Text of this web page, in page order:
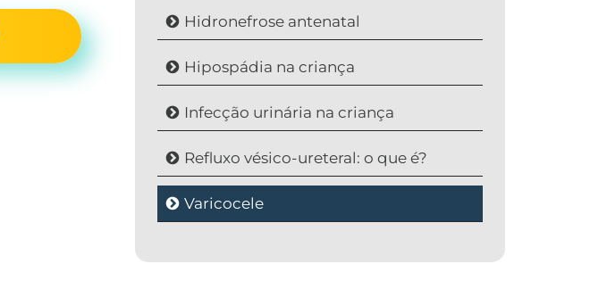
Hidronefrose antenatal
Hipospádia na criança
Infecção urinária na criança
Refluxo vésico-ureteral: o que é?
Varicocele